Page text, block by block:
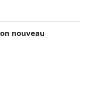
nouveau